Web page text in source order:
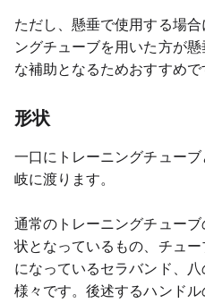
ただし、懸垂で使用する場
ングチューブを用いた方が
な補助となるためおすすめで
形状
一口にトレーニングチュー
岐に渡ります。
通常のトレーニングチュー
状となっているもの、チュ
になっているセラバンド、
様々です。後述するハンド